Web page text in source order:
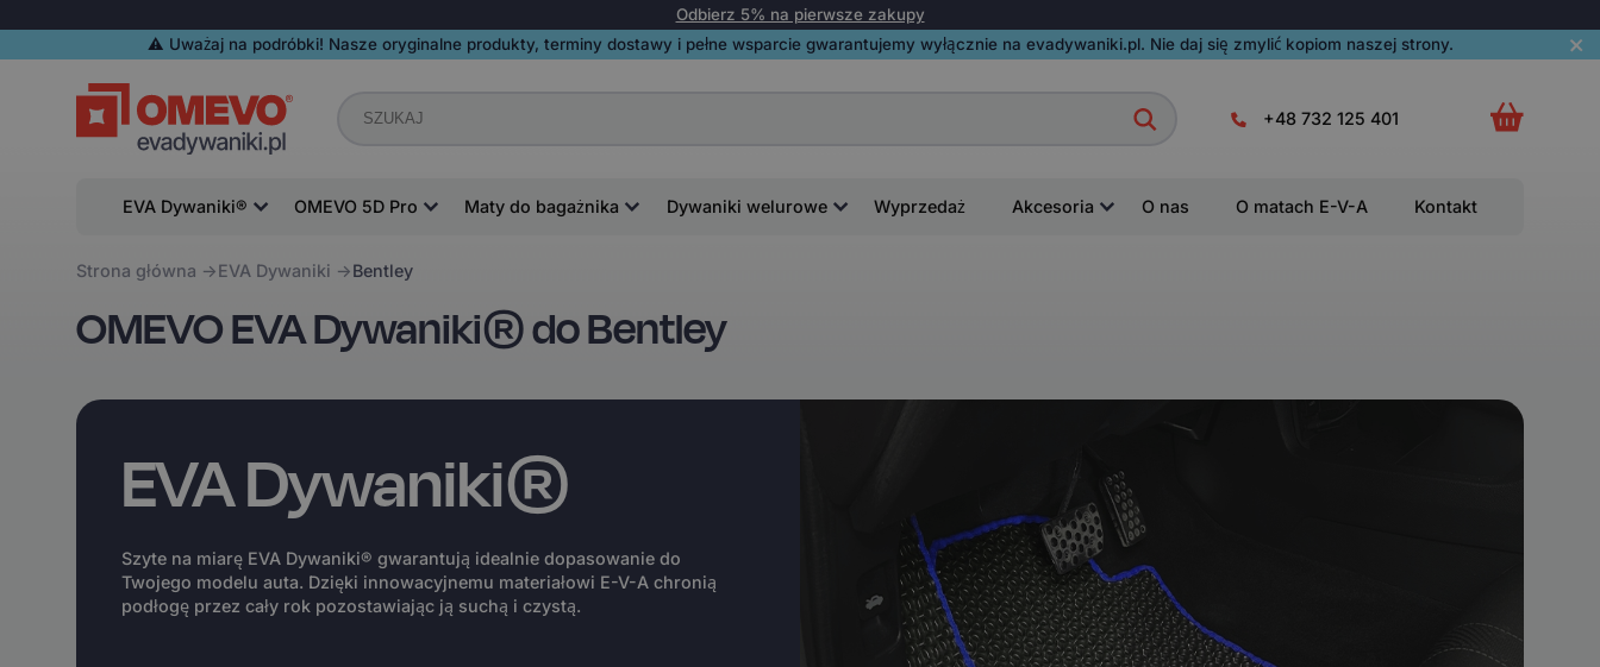
Odbierz 5% na pierwsze zakupy
⚠️️ Uważaj na podróbki! Nasze oryginalne produkty, terminy dostawy i pełne wsparcie gwarantujemy wyłącznie na evadywaniki.pl. Nie daj się zmylić kopiom naszej strony.
+48 732 125 401
EVA Dywaniki® OMEVO 5D Pro Maty do bagażnika Dywaniki welurowe Wyprzedaż Akcesoria O nas O matach E-V-A Kontakt
Strona główna EVA Dywaniki Bentley
OMEVO EVA Dywaniki® do Bentley
EVA Dywaniki®
Szyte na miarę EVA Dywaniki® gwarantują idealnie dopasowanie do
Twojego modelu auta. Dzięki innowacyjnemu materiałowi E-V-A chronią
podłogę przez cały rok pozostawiając ją suchą i czystą.